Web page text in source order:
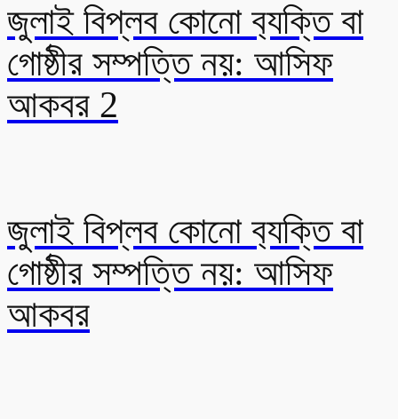
জুলাই বিপ্লব কোনো ব‍্যক্তি বা
গোষ্ঠীর সম্পত্তি নয়: আসিফ
আকবর 2
জুলাই বিপ্লব কোনো ব‍্যক্তি বা
গোষ্ঠীর সম্পত্তি নয়: আসিফ
আকবর